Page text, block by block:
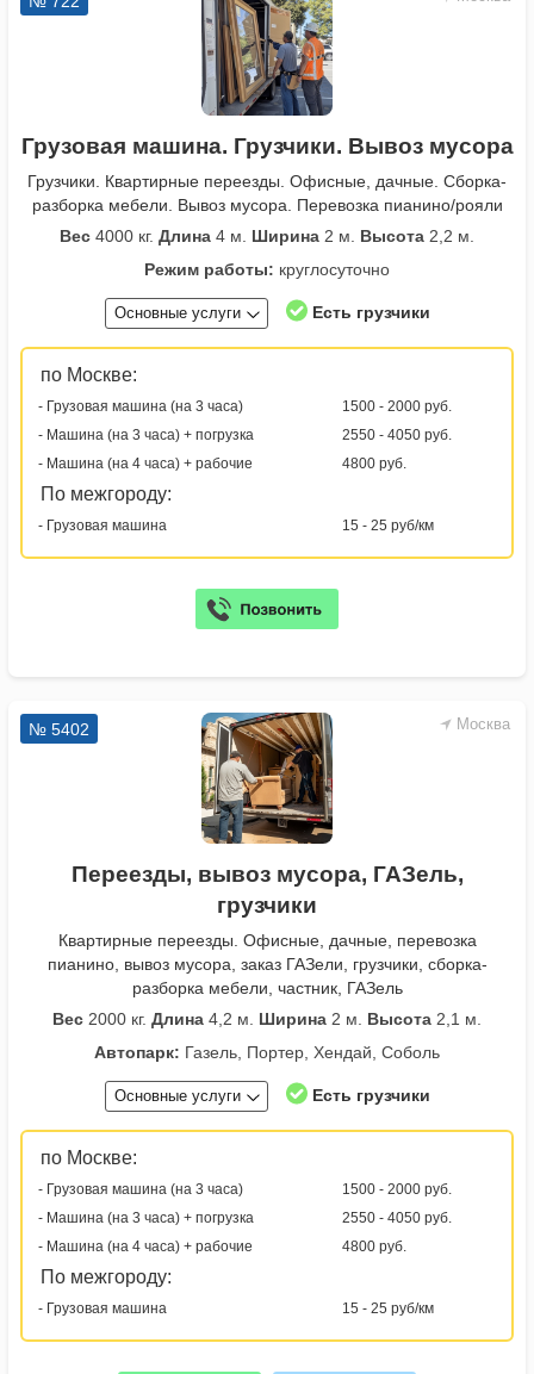
Грузовая машина. Грузчики. Вывоз мусора
Грузчики. Квартирные переезды. Офисные, дачные. Сборка-
разборка мебели. Вывоз мусора. Перевозка пианино/рояли
Вес 4000 кг. Длина 4 м. Ширина 2 м. Высота 2,2 м.
Режим работы: круглосуточно
Основные услуги Есть грузчики
по Москве:
- Грузовая машина (на 3 часа)
1500 - 2000 руб.
- Машина (на 3 часа) + погрузка
2550 - 4050 руб.
- Машина (на 4 часа) + рабочие
4800 руб.
По межгороду:
- Грузовая машина 15 - 25 руб/км
Москва
№ 5402
Переезды, вывоз мусора, ГАЗель,
грузчики
Квартирные переезды. Офисные, дачные, перевозка
пианино, вывоз мусора, заказ ГАЗели, грузчики, сборка-
разборка мебели, частник, ГАЗель
Вес 2000 кг. Длина 4,2 м. Ширина 2 м. Высота 2,1 м.
Автопарк: Газель, Портер, Хендай, Соболь
Основные услуги Есть грузчики
по Москве:
- Грузовая машина (на 3 часа)
1500 - 2000 руб.
- Машина (на 3 часа) + погрузка
2550 - 4050 руб.
- Машина (на 4 часа) + рабочие
4800 руб.
По межгороду:
- Грузовая машина 15 - 25 руб/км